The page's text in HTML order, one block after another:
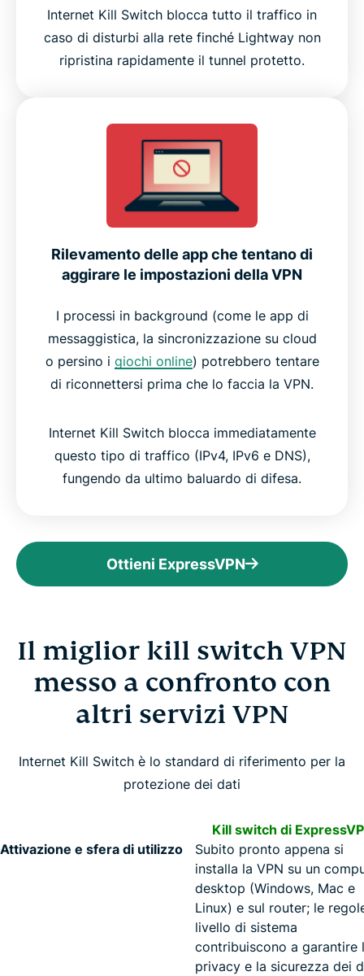
Internet Kill Switch blocca tutto il traffico in
caso di disturbi alla rete finché Lightway non
ripristina rapidamente il tunnel protetto.
Rilevamento delle app che tentano di
aggirare le impostazioni della VPN
I processi in background (come le app di
messaggistica, la sincronizzazione su cloud
o persino i giochi online) potrebbero tentare
di riconnettersi prima che lo faccia la VPN.
Internet Kill Switch blocca immediatamente
questo tipo di traffico (IPv4, IPv6 e DNS),
fungendo da ultimo baluardo di difesa.
Ottieni ExpressVPN
Il miglior kill switch VPN
messo a confronto con
altri servizi VPN
Internet Kill Switch è lo standard di riferimento per la
protezione dei dati
Kill switch di
Attivazione e sfera di utilizzo
Subito pronto appena si
installa la VPN su un
desktop (Windows, Mac e
Linux) e sul router; le
livello di sistema
contribuiscono a garantire
privacy e la sicurezza dei